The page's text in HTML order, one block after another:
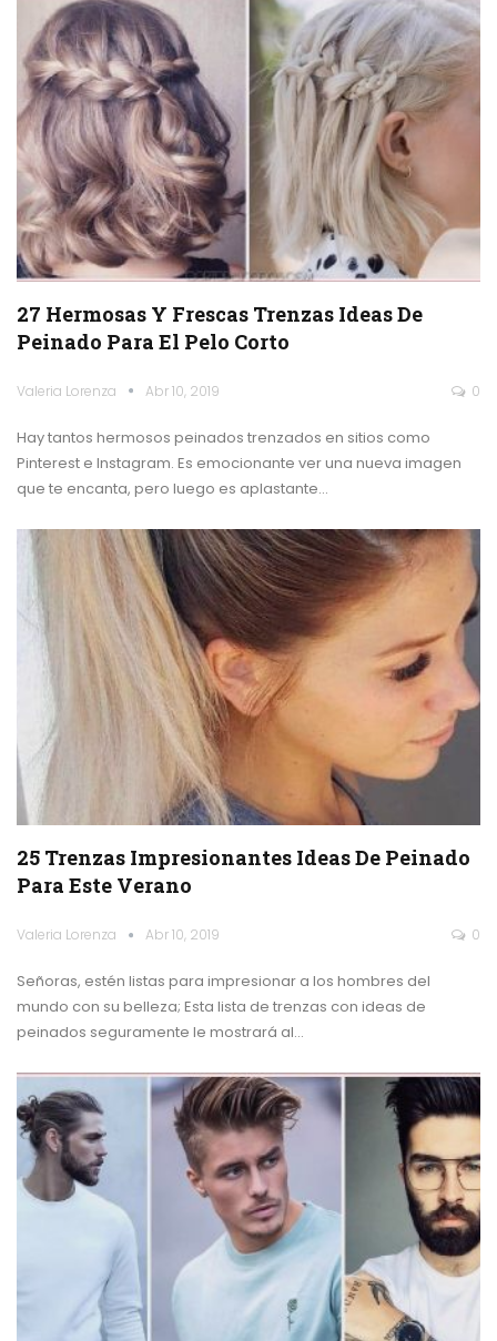
27 Hermosas Y Frescas Trenzas Ideas De
Peinado Para El Pelo Corto
Valeria Lorenza Abr 10, 2019 0
Hay tantos hermosos peinados trenzados en sitios como
Pinterest e Instagram. Es emocionante ver una nueva imagen
que te encanta, pero luego es aplastante…
25 Trenzas Impresionantes Ideas De Peinado
Para Este Verano
Valeria Lorenza Abr 10, 2019 0
Señoras, estén listas para impresionar a los hombres del
mundo con su belleza; Esta lista de trenzas con ideas de
peinados seguramente le mostrará al…